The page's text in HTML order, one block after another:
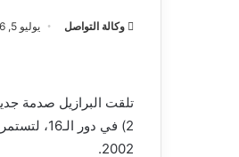
وكالة التواصل يوليو 5, 2026
2) في دور
2002.